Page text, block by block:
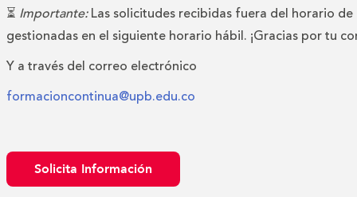
⏳ Importante:Las solicitudes recibidas fuera del horario de
gestionadas en el siguiente horario hábil. ¡Gracias por tu
Y a través del correo electrónico
formacioncontinua@upb.edu.co
Solicita Información